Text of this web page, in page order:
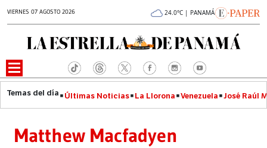
VIERNES 07 AGOSTO 2026 24.0°C | PANAMÁ
Últimas Noticias La Llorona Venezuela José Raúl
Matthew Macfadyen